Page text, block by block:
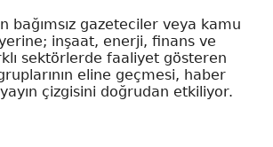
bağımsız gazeteciler veya kamu
inşaat, enerji, finans ve
sektörlerde faaliyet gösteren
eline geçmesi, haber
çizgisini doğrudan etkiliyor.